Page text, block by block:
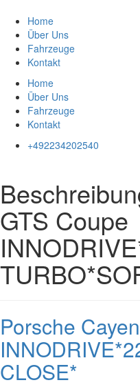
Inhalt
springen
Home
Über Uns
Fahrzeuge
Kontakt
Home
Über Uns
Fahrzeuge
Kontakt
+492234202540
GTS Coupe
Porsche
CLOSE*